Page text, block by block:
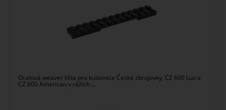
Ocelová weaver lišta pro kulovnice České zbrojovky, CZ 600 Lux a
CZ 600 American v rážích ...